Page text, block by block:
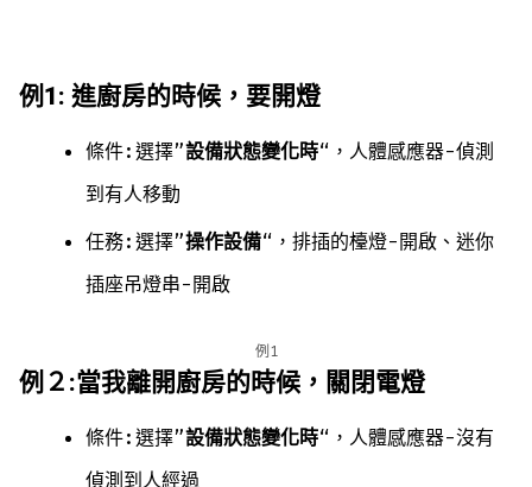
例1: 進廚房的時候，要開燈
條件:選擇”設備狀態變化時“，人體感應器-偵測
到有人移動
任務:選擇”操作設備“，排插的檯燈-開啟、迷你
插座吊燈串-開啟
例1
例２:當我離開廚房的時候，關閉電燈
條件:選擇”設備狀態變化時“，人體感應器-沒有
偵測到人經過